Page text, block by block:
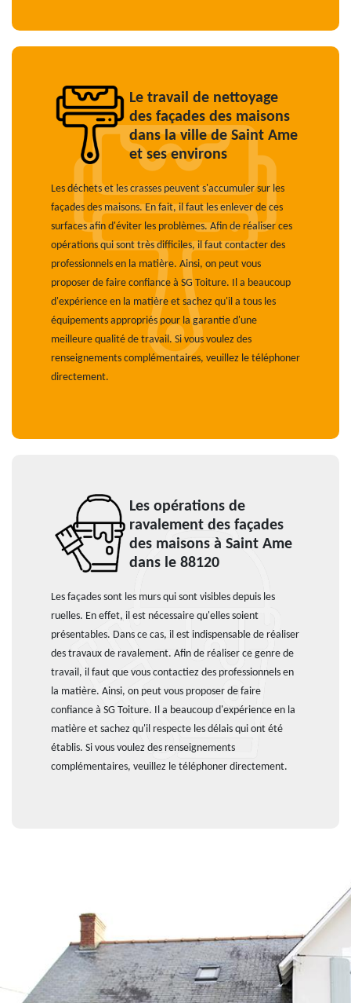
Le travail de nettoyage
des façades des maisons
dans la ville de Saint Ame
et ses environs
Les déchets et les crasses peuvent s'accumuler sur les
façades des maisons. En fait, il faut les enlever de ces
surfaces afin d'éviter les problèmes. Afin de réaliser ces
opérations qui sont très difficiles, il faut contacter des
professionnels en la matière. Ainsi, on peut vous
proposer de faire confiance à SG Toiture. Il a beaucoup
d'expérience en la matière et sachez qu'il a tous les
équipements appropriés pour la garantie d'une
meilleure qualité de travail. Si vous voulez des
renseignements complémentaires, veuillez le téléphoner
directement.
Les opérations de
ravalement des façades
des maisons à Saint Ame
dans le 88120
Les façades sont les murs qui sont visibles depuis les
ruelles. En effet, il est nécessaire qu'elles soient
présentables. Dans ce cas, il est indispensable de réaliser
des travaux de ravalement. Afin de réaliser ce genre de
travail, il faut que vous contactiez des professionnels en
la matière. Ainsi, on peut vous proposer de faire
confiance à SG Toiture. Il a beaucoup d'expérience en la
matière et sachez qu'il respecte les délais qui ont été
établis. Si vous voulez des renseignements
complémentaires, veuillez le téléphoner directement.